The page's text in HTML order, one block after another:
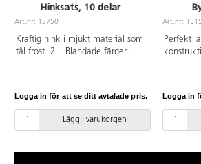
Hinksats, 10 delar
Art.nr: 13750
Kraftig hink i mjukt material som
tål frost. 2 l. Blandade färger.
Logga in för att se ditt avtalade pris.
Lägg i varukorgen
Art.nr:
Perfekt
även
Logga in